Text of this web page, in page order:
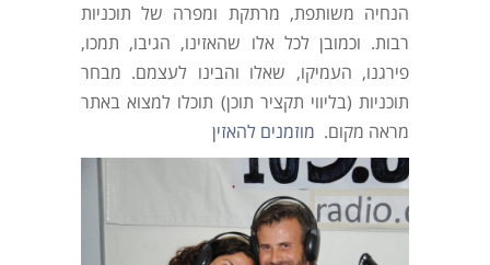
הנחיה משותפת, מרתקת ומפרה של תוכניות
רבות. וכמובן לכל אלו שהאזינו, הגיבו, תמכו,
פירגנו, העמיקו, שאלו והבינו לעצמם. מבחר
תוכניות (בליווי תקציר תוכן) תוכלו למצוא באתר
מראה מקום. מוזמנים להאזין